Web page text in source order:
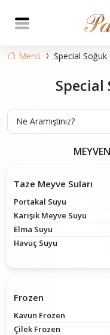
Menü Special
Special
Ne Aramıştınız?
Taze Meyve Suları
Portakal Suyu
Karışık Meyve Suyu
Elma Suyu
Havuç Suyu
Frozen
Kavun Frozen
Çilek Frozen